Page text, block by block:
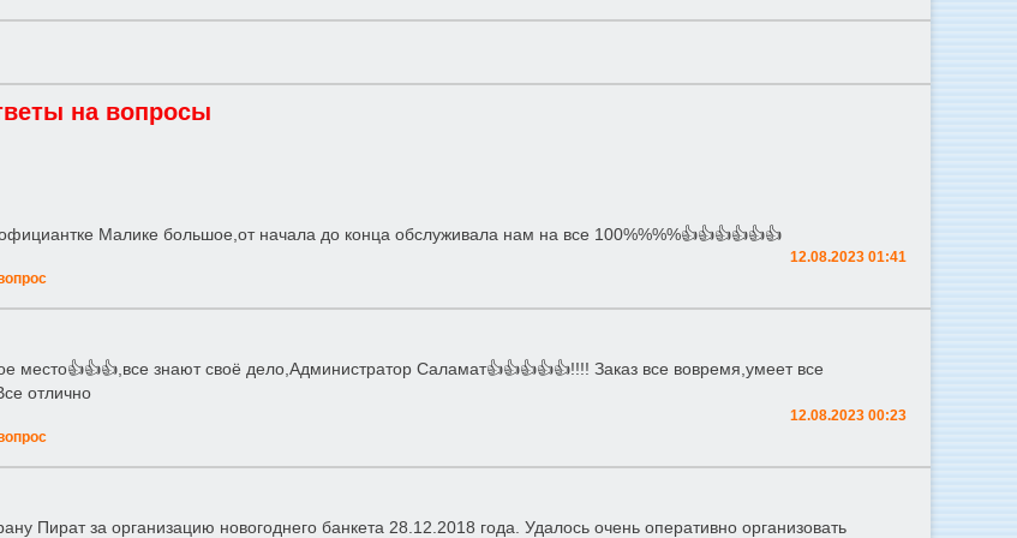
на вопросы
Малике большое,от начала до конца обслуживала нам на все 100%%%%👍👍👍👍👍👍
12.08.2023 01:41
место👍👍👍,все знают своё дело,Администратор Саламат👍👍👍👍👍!!!! Заказ все вовремя,умеет все
отлично
12.08.2023 00:23
Пират за организацию новогоднего банкета 28.12.2018 года. Удалось очень оперативно организовать